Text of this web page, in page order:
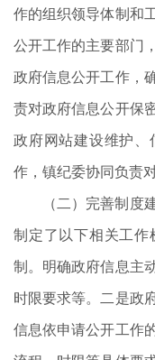
作的组织领导体制和
公开工作的主要部门
政府信息公开工作，
责对政府信息公开保
政府网站建设维护
作，镇纪委协同负责
（二）完善制
制定了以下相关工
制。明确政府信息主
时限要求等。二是政
信息依申请公开工作